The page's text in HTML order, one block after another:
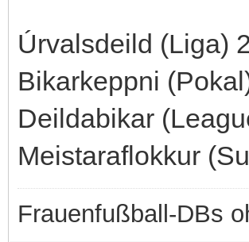
Úrvalsdeild (Liga)
Bikarkeppni
Deildabikar
Meistaraflokkur
Frauenfußball-DBs